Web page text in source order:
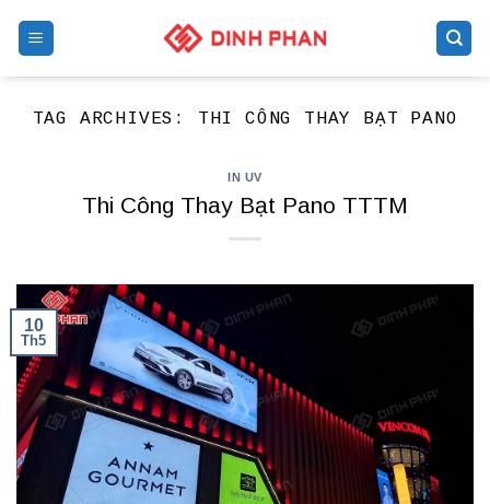
TAG ARCHIVES: THI CÔNG THAY BẠT PANO
IN UV
Thi Công Thay Bạt Pano TTTM
10
Th5